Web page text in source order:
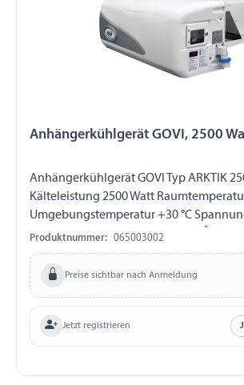
Anhängerkühlgerät GOVI, 2500
Anhängerkühlgerät GOVI Typ ARKTIK
Kälteleistung 2500 Watt
Umgebungstemperatur +30 °C
Hz max. Volumen Anhänger 25 m³ bei
< 0,7 Abtauheizung 340 Watt
1100 m³/h Luftmenge Kondensator
Kältemittel R452A Kältemittelmenge
Sauggasgekühlter Rollkolbenverdichter
Produktnummer: 065003002
Preise sichtbar nach Anmeldung
Jetzt registrieren